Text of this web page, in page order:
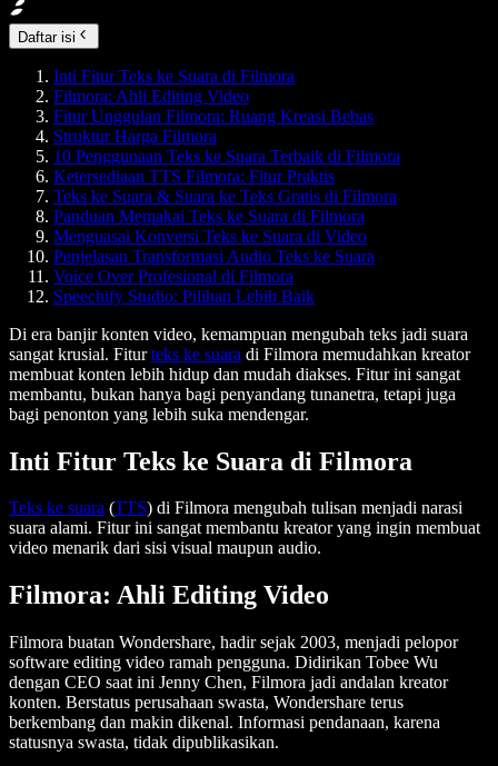
Daftar isi
Inti Fitur Teks ke Suara di Filmora
Filmora: Ahli Editing Video
Fitur Unggulan Filmora: Ruang Kreasi Bebas
Struktur Harga Filmora
10 Penggunaan Teks ke Suara Terbaik di Filmora
Ketersediaan TTS Filmora: Fitur Praktis
Teks ke Suara & Suara ke Teks Gratis di Filmora
Panduan Memakai Teks ke Suara di Filmora
Menguasai Konversi Teks ke Suara di Video
Penjelasan Transformasi Audio Teks ke Suara
Voice Over Profesional di Filmora
Speechify Studio: Pilihan Lebih Baik
Di era banjir konten video, kemampuan mengubah teks jadi suara
sangat krusial. Fiturteks ke suara di Filmora memudahkan kreator
membuat konten lebih hidup dan mudah diakses. Fitur ini sangat
membantu, bukan hanya bagi penyandang tunanetra, tetapi juga
bagi penonton yang lebih suka mendengar.
Inti Fitur Teks ke Suara di Filmora
Teks ke suara (TTS) di Filmora mengubah tulisan menjadi narasi
suara alami. Fitur ini sangat membantu kreator yang ingin membuat
video menarik dari sisi visual maupun audio.
Filmora: Ahli Editing Video
Filmora buatan Wondershare, hadir sejak 2003, menjadi pelopor
software editing video ramah pengguna. Didirikan Tobee Wu
dengan CEO saat ini Jenny Chen, Filmora jadi andalan kreator
konten. Berstatus perusahaan swasta, Wondershare terus
berkembang dan makin dikenal. Informasi pendanaan, karena
statusnya swasta, tidak dipublikasikan.